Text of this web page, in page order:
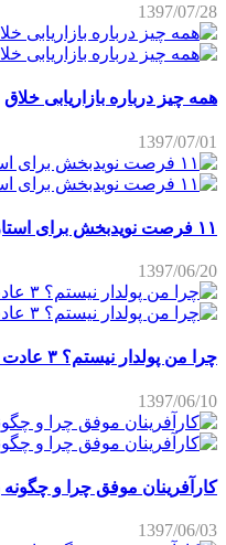
1397/07/28
همه چیز درباره بازاریابی خلاق
1397/07/01
۱۱ فرصت نویدبخش برای استارت‌آپ‌هایی که می‌خواهند تاثیر بزرگی برجای بگذارند
1397/06/20
چرا من پولدار نیستم؟ ۳ عادت اشتباه مانع پولدار شدن
1397/06/10
کارآفرینان موفق چرا و چگونه
1397/06/03